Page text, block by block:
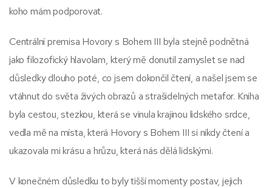
koho mám podporovat.
Centrální premisa Hovory s Bohem III byla stejně podnětná
jako filozofický hlavolam, který mě donutil zamyslet se nad
důsledky dlouho poté, co jsem dokončil čtení, a našel jsem se
vtáhnut do světa živých obrazů a strašidelných metafor. Kniha
byla cestou, stezkou, která se vinula krajinou lidského srdce,
vedla mě na místa, která Hovory s Bohem III si nikdy čtení a
ukazovala mi krásu a hrůzu, která nás dělá lidskými.
V konečném důsledku to byly tišší momenty postav, jejich